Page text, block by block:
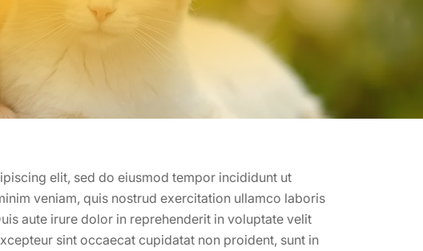
elit, sed do eiusmod tempor incididunt ut
veniam, quis nostrud exercitation ullamco laboris
aute irure dolor in reprehenderit in voluptate velit
sint occaecat cupidatat non proident, sunt in